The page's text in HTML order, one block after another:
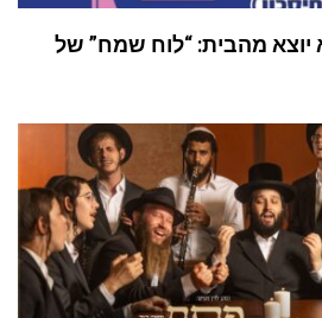
יוצא מהבית: “לוח שמח” של